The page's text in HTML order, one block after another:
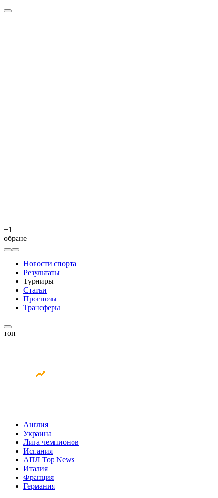
+1
обране
Новости спорта
Результаты
Турниры
Статьи
Прогнозы
Трансферы
топ
Англия
Украина
Лига чемпионов
Испания
АПЛ Top News
Италия
Франция
Германия